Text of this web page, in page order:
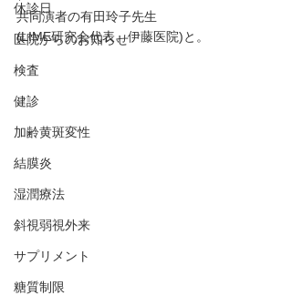
休診日
医院からのお知らせ
検査
健診
加齢黄斑変性
結膜炎
湿潤療法
斜視弱視外来
サプリメント
糖質制限
共同演者の有田玲子先生
(LIME研究会代表、伊藤医院)と。